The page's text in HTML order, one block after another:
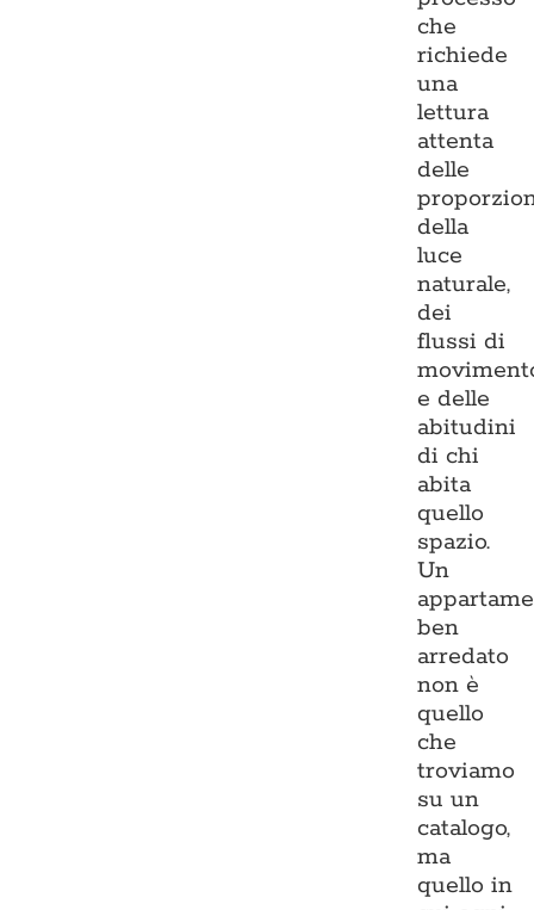
che
richiede
una
lettura
attenta
delle
della
luce
naturale,
dei
flussi di
e delle
abitudini
di chi
abita
quello
spazio.
Un
ben
arredato
non è
quello
che
troviamo
su un
catalogo,
ma
quello in